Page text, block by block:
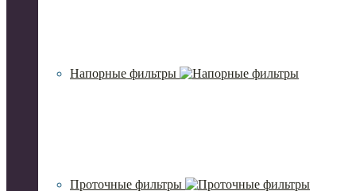
Напорные фильтры
Проточные фильтры